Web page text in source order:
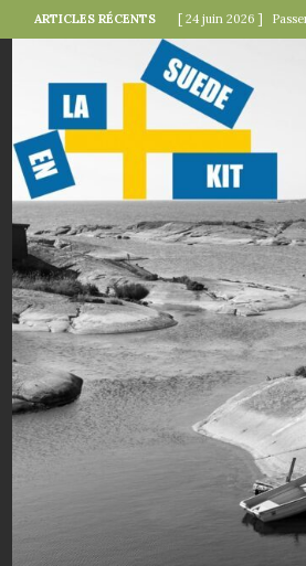
ARTICLES RÉCENTS [ 24 juin 2026 ]
[ 22 juin 2026 ]
[ 18 juin 2026 ]
[ 15 juin 2026 ]
SUÉDOISES
[ 6 juin 2026 ] Le rire